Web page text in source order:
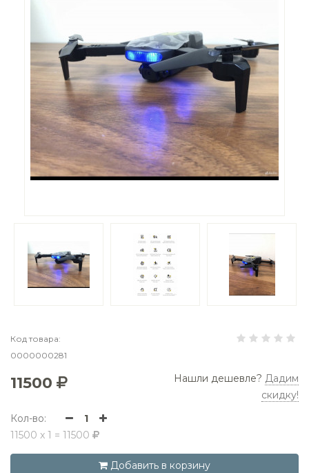
Код товара:
0000000281
11500 Нашли дешевле? Дадим
скидку!
Кол-во:
1
11500 x 1 = 11500
Добавить в корзину